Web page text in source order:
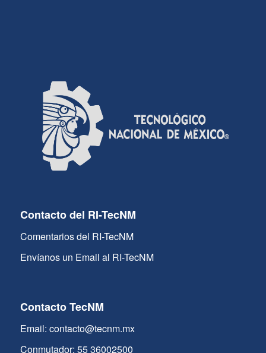
Contacto del RI-TecNM
Comentarios del RI-TecNM
Envíanos un Email al RI-TecNM
Contacto TecNM
Email: contacto@tecnm.mx
Conmutador: 55 36002500